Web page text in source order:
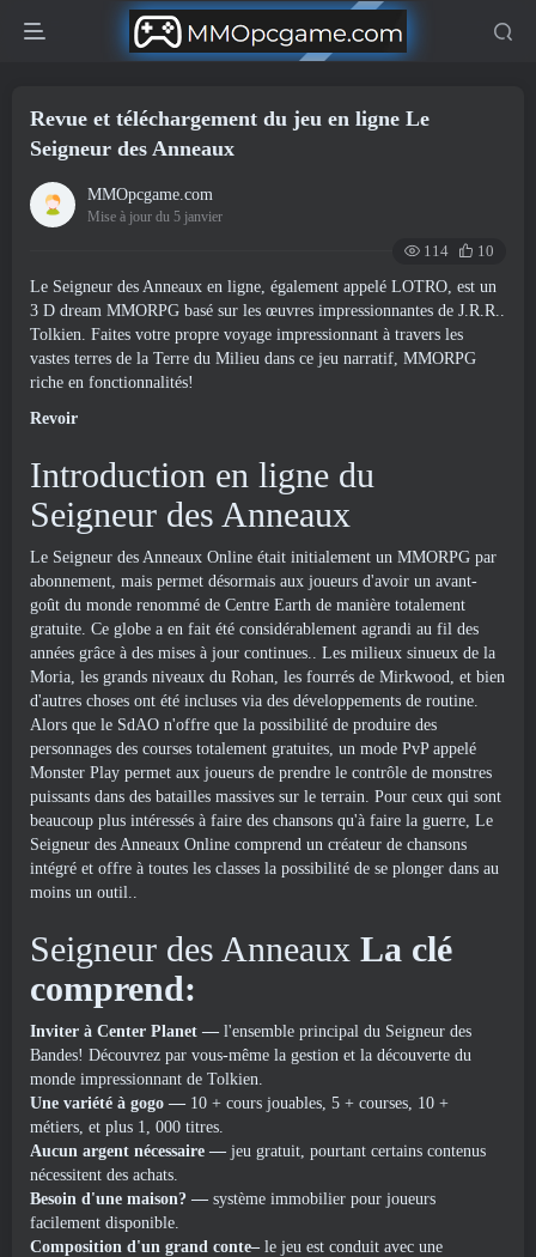
Revue et téléchargement du jeu en ligne Le
Seigneur des Anneaux
MMOpcgame.com
Mise à jour du 5 janvier
114
10
Le Seigneur des Anneaux en ligne, également appelé LOTRO, est un
3 D dream MMORPG basé sur les œuvres impressionnantes de J.R.R..
Tolkien. Faites votre propre voyage impressionnant à travers les
vastes terres de la Terre du Milieu dans ce jeu narratif, MMORPG
riche en fonctionnalités!
Revoir
Introduction en ligne du
Seigneur des Anneaux
Le Seigneur des Anneaux Online était initialement un MMORPG par
abonnement, mais permet désormais aux joueurs d'avoir un avant-
goût du monde renommé de Centre Earth de manière totalement
gratuite. Ce globe a en fait été considérablement agrandi au fil des
années grâce à des mises à jour continues.. Les milieux sinueux de la
Moria, les grands niveaux du Rohan, les fourrés de Mirkwood, et bien
d'autres choses ont été incluses via des développements de routine.
Alors que le SdAO n'offre que la possibilité de produire des
personnages des courses totalement gratuites, un mode PvP appelé
Monster Play permet aux joueurs de prendre le contrôle de monstres
puissants dans des batailles massives sur le terrain. Pour ceux qui sont
beaucoup plus intéressés à faire des chansons qu'à faire la guerre, Le
Seigneur des Anneaux Online comprend un créateur de chansons
intégré et offre à toutes les classes la possibilité de se plonger dans au
moins un outil..
Seigneur des Anneaux La clé
comprend:
Inviter à Center Planet — l'ensemble principal du Seigneur des
Bandes! Découvrez par vous-même la gestion et la découverte du
monde impressionnant de Tolkien.
Une variété à gogo — 10 + cours jouables, 5 + courses, 10 +
métiers, et plus 1, 000 titres.
Aucun argent nécessaire — jeu gratuit, pourtant certains contenus
nécessitent des achats.
Besoin d'une maison? — système immobilier pour joueurs
facilement disponible.
Composition d'un grand conte– le jeu est conduit avec une